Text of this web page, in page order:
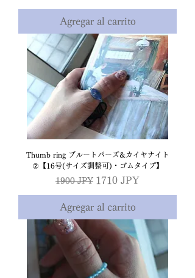
Agregar al carrito
Thumb ring ブルートパーズ&カイヤナイト
②【16号(サイズ調整可)・ゴムタイプ】
Precio
1900 JPY Precio de oferta
1710 JPY
Agregar al carrito